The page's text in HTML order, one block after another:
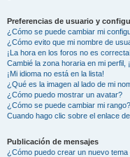
Preferencias de usuario y
¿Cómo se puede cambiar mi
¿Cómo evito que mi nombre de
¡La hora en los foros no es correcta!
Cambié la zona horaria en mi perfil,
¡Mi idioma no está en la lista!
¿Qué es la imagen al lado de mi
¿Cómo puedo mostrar un avatar?
¿Cómo se puede cambiar mi rango?
Cuando hago clic sobre el enlace
Publicación de mensajes
¿Cómo puedo crear un nuevo